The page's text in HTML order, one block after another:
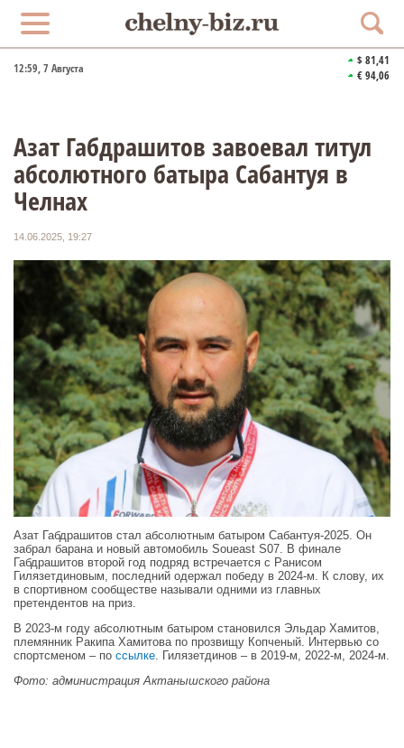
12:59, 7 Августа
$ 81,41
€ 94,06
Азат Габдрашитов завоевал титул
абсолютного батыра Сабантуя в
Челнах
14.06.2025, 19:27
Азат Габдрашитов стал абсолютным батыром Сабантуя-2025. Он
забрал барана и новый автомобиль Soueast S07. В финале
Габдрашитов второй год подряд встречается с Ранисом
Гилязетдиновым, последний одержал победу в 2024-м. К слову, их
в спортивном сообществе называли одними из главных
претендентов на приз.
В 2023-м году абсолютным батыром становился Эльдар Хамитов,
племянник Ракипа Хамитова по прозвищу Копченый. Интервью со
спортсменом – по ссылке. Гилязетдинов – в 2019-м, 2022-м, 2024-м.
Фото: администрация Актанышского района